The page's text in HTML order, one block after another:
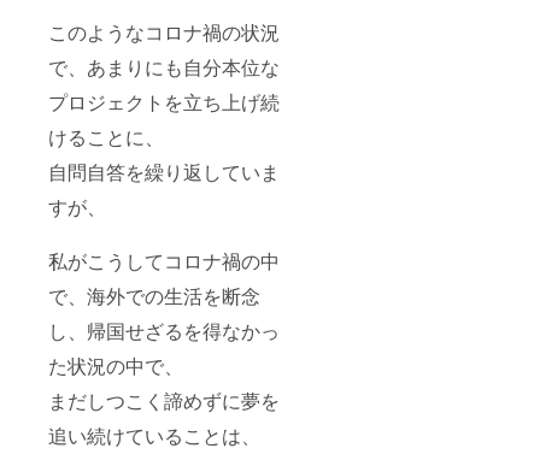
このようなコロナ禍の状況
で、あまりにも自分本位な
プロジェクトを立ち上げ続
けることに、
自問自答を繰り返していま
すが、
私がこうしてコロナ禍の中
で、海外での生活を断念
し、帰国せざるを得なかっ
た状況の中で、
まだしつこく諦めずに夢を
追い続けていることは、